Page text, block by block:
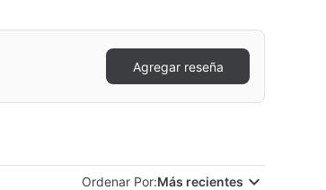
Agregar reseña
Ordenar Por:Más recientes